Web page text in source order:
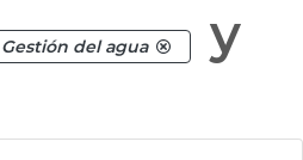
Gestión del agua
y